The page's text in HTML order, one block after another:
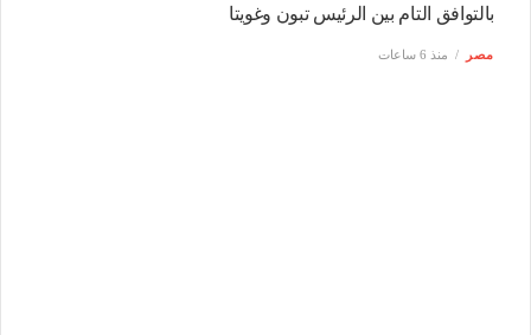
بالتوافق التام بين الرئيس تبون وغويتا
مصر منذ 6 ساعات